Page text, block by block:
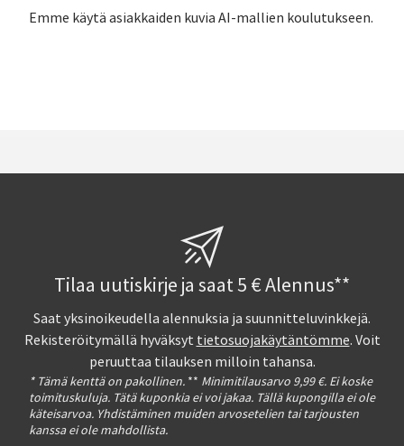
Emme käytä asiakkaiden kuvia AI-mallien koulutukseen.
Tilaa uutiskirje ja saat 5 € Alennus**
Saat yksinoikeudella alennuksia ja suunnitteluvinkkejä.
Rekisteröitymällä hyväksyt tietosuojakäytäntömme. Voit
peruuttaa tilauksen milloin tahansa.
* Tämä kenttä on pakollinen. ** Minimitilausarvo 9,99 €. Ei koske
toimituskuluja. Tätä kuponkia ei voi jakaa. Tällä kupongilla ei ole
käteisarvoa. Yhdistäminen muiden arvosetelien tai tarjousten
kanssa ei ole mahdollista.